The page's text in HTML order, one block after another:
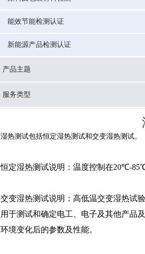
能效节能检测认证
新能源产品检测认证
产品主题
服务类型
湿热测试包括恒定湿热测试和交变湿热测试。
恒定湿热测试说明：温度控制在20℃-85
交变湿热测试说明：高低温交变湿热试
用于测试和确定电工、电子及其他产品
环境变化后的参数及性能。